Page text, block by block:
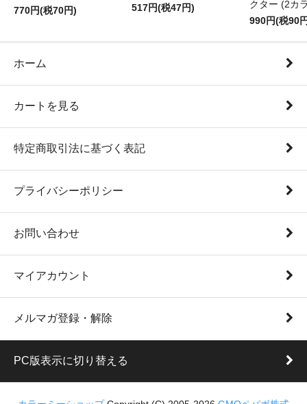
770円(税70円)
517円(税47円)
クター (2カ
990円(税90
ホーム
カートを見る
特定商取引法に基づく表記
プライバシーポリシー
お問い合わせ
マイアカウント
メルマガ登録・解除
PC版表示に切り替える